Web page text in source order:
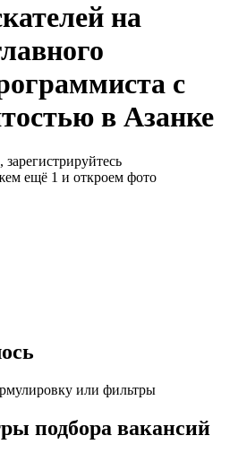
на
с
в Азанке
ещё 1 и откроем фото
или фильтры
подбора вакансий